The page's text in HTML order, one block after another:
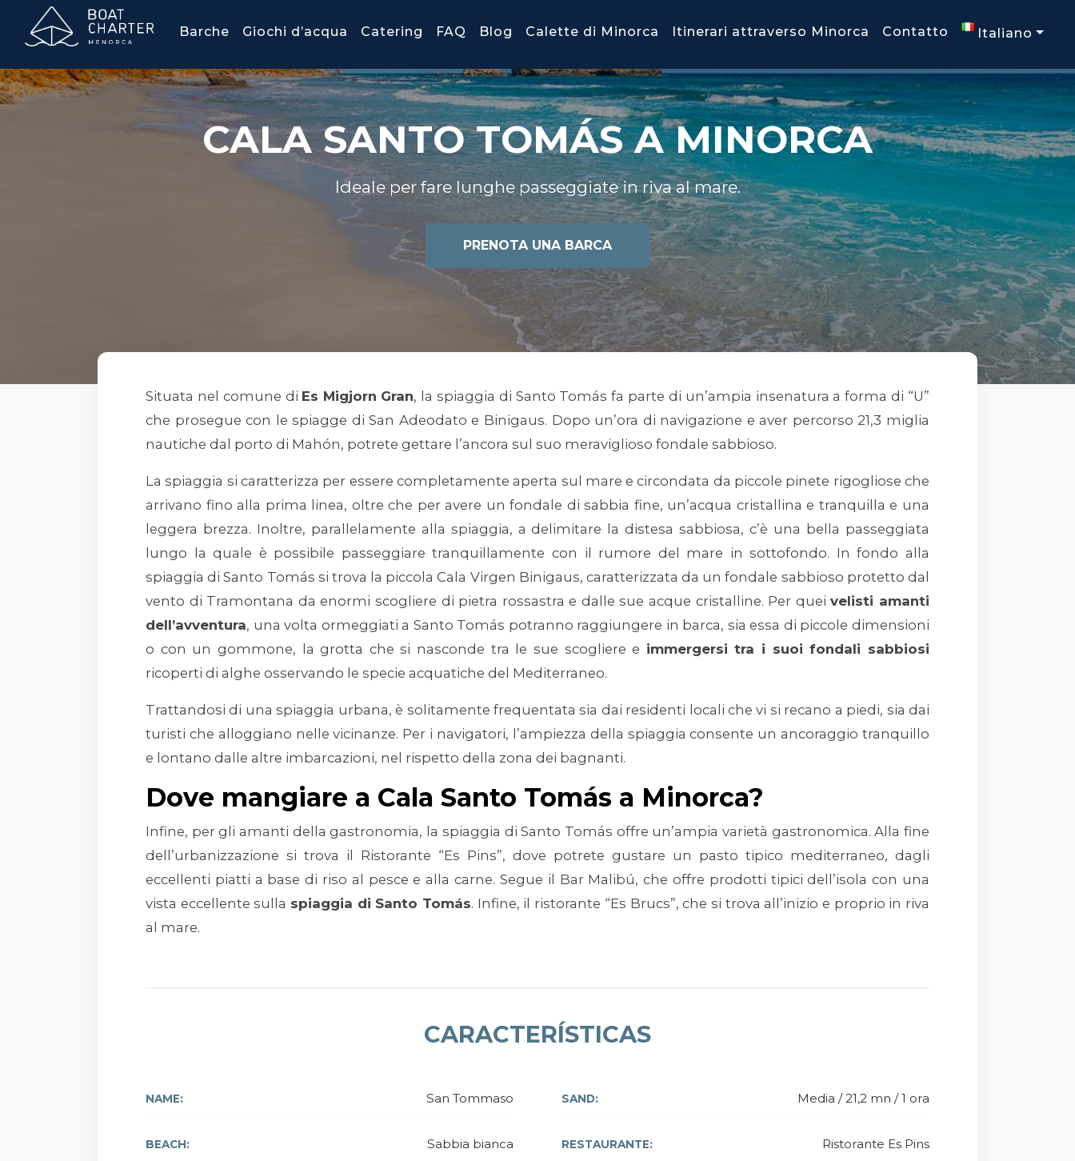
Barche Giochi d’acqua Catering FAQ Blog Calette di Minorca Itinerari attraverso Minorca Contatto Italiano
CALA SANTO TOMÁS A MINORCA
Ideale per fare lunghe passeggiate in riva al mare.
PRENOTA UNA BARCA
Situata nel comune di Es Migjorn Gran, la spiaggia di Santo Tomás fa parte di un’ampia insenatura a forma di “U”
che prosegue con le spiagge di San Adeodato e Binigaus. Dopo un’ora di navigazione e aver percorso 21,3 miglia
nautiche dal porto di Mahón, potrete gettare l’ancora sul suo meraviglioso fondale sabbioso.
La spiaggia si caratterizza per essere completamente aperta sul mare e circondata da piccole pinete rigogliose che
arrivano fino alla prima linea, oltre che per avere un fondale di sabbia fine, un’acqua cristallina e tranquilla e una
leggera brezza. Inoltre, parallelamente alla spiaggia, a delimitare la distesa sabbiosa, c’è una bella passeggiata
lungo la quale è possibile passeggiare tranquillamente con il rumore del mare in sottofondo. In fondo alla
spiaggia di Santo Tomás si trova la piccola Cala Virgen Binigaus, caratterizzata da un fondale sabbioso protetto dal
vento di Tramontana da enormi scogliere di pietra rossastra e dalle sue acque cristalline. Per queivelisti amanti
dell’avventura, una volta ormeggiati a Santo Tomás potranno raggiungere in barca, sia essa di piccole dimensioni
o con un gommone, la grotta che si nasconde tra le sue scogliere e immergersi tra i suoi fondali sabbiosi
ricoperti di alghe osservando le specie acquatiche del Mediterraneo.
Trattandosi di una spiaggia urbana, è solitamente frequentata sia dai residenti locali che vi si recano a piedi, sia dai
turisti che alloggiano nelle vicinanze. Per i navigatori, l’ampiezza della spiaggia consente un ancoraggio tranquillo
e lontano dalle altre imbarcazioni, nel rispetto della zona dei bagnanti.
Dove mangiare a Cala Santo Tomás a Minorca?
Infine, per gli amanti della gastronomia, la spiaggia di Santo Tomás offre un’ampia varietà gastronomica. Alla fine
dell’urbanizzazione si trova il Ristorante “Es Pins”, dove potrete gustare un pasto tipico mediterraneo, dagli
eccellenti piatti a base di riso al pesce e alla carne. Segue il Bar Malibú, che offre prodotti tipici dell’isola con una
vista eccellente sulla spiaggia di Santo Tomás. Infine, il ristorante “Es Brucs”, che si trova all’inizio e proprio in riva
al mare.
CARACTERÍSTICAS
NAME: San Tommaso SAND: Media / 21,2 mn / 1 ora
BEACH: Sabbia bianca RESTAURANTE: Ristorante Es Pins